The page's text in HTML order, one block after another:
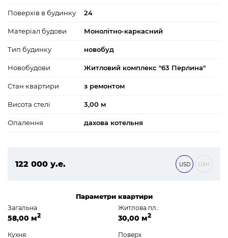
Поверхів в будинку 24
Матеріал будови Монолітно-каркасний
Тип будинку новобуд
Новобудови Житловий комплекс "63 Перлина"
Стан квартири з ремонтом
Висота стелі 3,00 м
Опалення дахова котельня
122 000 у.е.
USD UAH
Параметри квартири
Загальна
58,00 м2
Житлова пл.:
30,00 м2
Кухня: Поверх